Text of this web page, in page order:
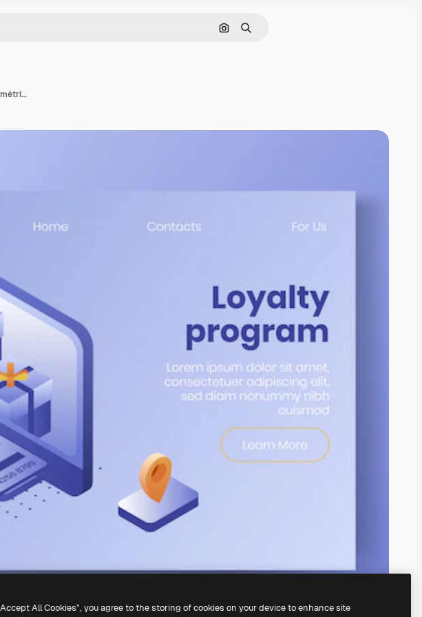
Pesquisar por imagem
Buscar
Modelo da web da página de destino. Conjunto de conceito de design isométrico digital
All Cookies”, you agree to the storing of cookies on your device to enhance site